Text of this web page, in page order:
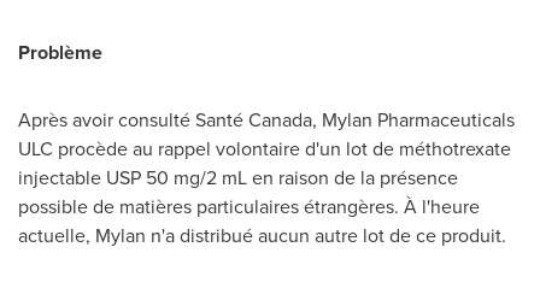
Problème
Après avoir consulté Santé Canada, Mylan Pharmaceuticals
ULC procède au rappel volontaire d'un lot de méthotrexate
injectable USP 50 mg/2 mL en raison de la présence
possible de matières particulaires étrangères. À l'heure
actuelle, Mylan n'a distribué aucun autre lot de ce produit.